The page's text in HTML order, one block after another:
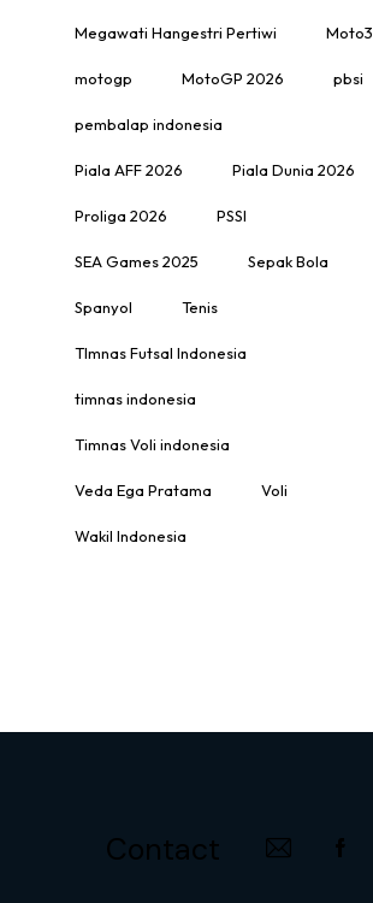
Megawati Hangestri Pertiwi Moto3
motogp MotoGP 2026 pbsi
pembalap indonesia
Piala AFF 2026 Piala Dunia 2026
Proliga 2026 PSSI
SEA Games 2025 Sepak Bola
Spanyol Tenis
TImnas Futsal Indonesia
timnas indonesia
Timnas Voli indonesia
Veda Ega Pratama Voli
Wakil Indonesia
Contact